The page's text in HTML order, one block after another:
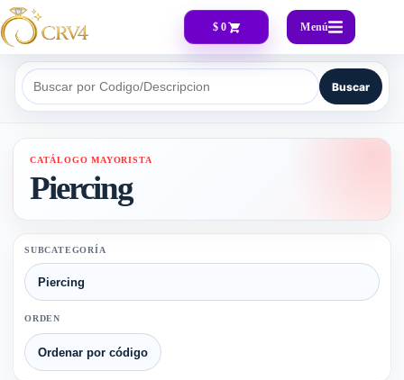
$ 0 Menú
Buscar por Codigo/Descripcion Buscar
CATÁLOGO MAYORISTA
Piercing
SUBCATEGORÍA
ORDEN